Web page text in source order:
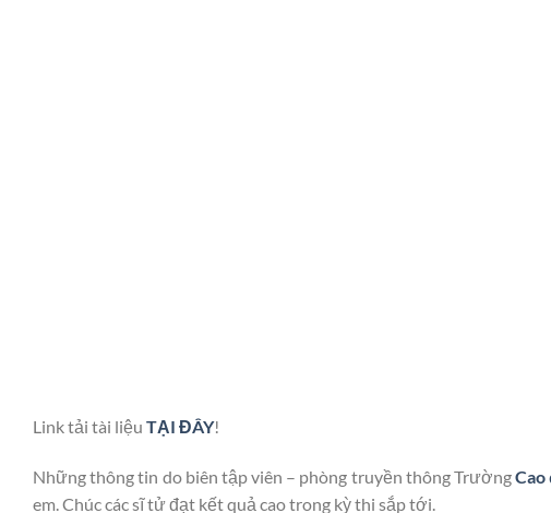
Link tải tài liệu TẠI ĐÂY!
Những thông tin do biên tập viên – phòng truyền thông Trường
em. Chúc các sĩ tử đạt kết quả cao trong kỳ thi sắp tới.